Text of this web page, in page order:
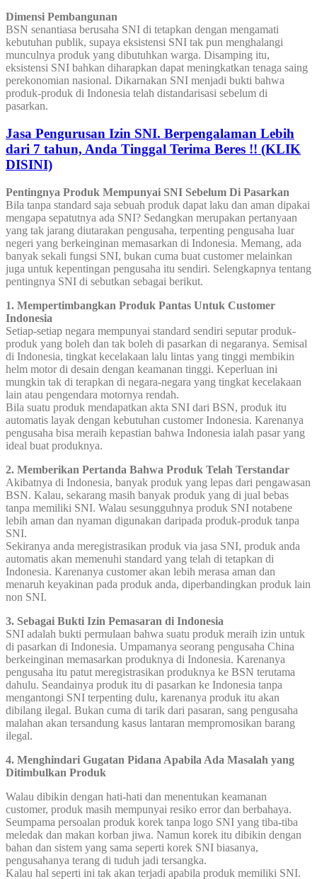
Dimensi Pembangunan
BSN senantiasa berusaha SNI di tetapkan dengan mengamati
kebutuhan publik, supaya eksistensi SNI tak pun menghalangi
munculnya produk yang dibutuhkan warga. Disamping itu,
eksistensi SNI bahkan diharapkan dapat meningkatkan tenaga saing
perekonomian nasional. Dikarnakan SNI menjadi bukti bahwa
produk-produk di Indonesia telah distandarisasi sebelum di
pasarkan.
Jasa Pengurusan Izin SNI. Berpengalaman Lebih
dari 7 tahun, Anda Tinggal Terima Beres !! (KLIK
DISINI)
Pentingnya Produk Mempunyai SNI Sebelum Di Pasarkan
Bila tanpa standard saja sebuah produk dapat laku dan aman dipakai
mengapa sepatutnya ada SNI? Sedangkan merupakan pertanyaan
yang tak jarang diutarakan pengusaha, terpenting pengusaha luar
negeri yang berkeinginan memasarkan di Indonesia. Memang, ada
banyak sekali fungsi SNI, bukan cuma buat customer melainkan
juga untuk kepentingan pengusaha itu sendiri. Selengkapnya tentang
pentingnya SNI di sebutkan sebagai berikut.
1. Mempertimbangkan Produk Pantas Untuk Customer
Indonesia
Setiap-setiap negara mempunyai standard sendiri seputar produk-
produk yang boleh dan tak boleh di pasarkan di negaranya. Semisal
di Indonesia, tingkat kecelakaan lalu lintas yang tinggi membikin
helm motor di desain dengan keamanan tinggi. Keperluan ini
mungkin tak di terapkan di negara-negara yang tingkat kecelakaan
lain atau pengendara motornya rendah.
Bila suatu produk mendapatkan akta SNI dari BSN, produk itu
automatis layak dengan kebutuhan customer Indonesia. Karenanya
pengusaha bisa meraih kepastian bahwa Indonesia ialah pasar yang
ideal buat produknya.
2. Memberikan Pertanda Bahwa Produk Telah Terstandar
Akibatnya di Indonesia, banyak produk yang lepas dari pengawasan
BSN. Kalau, sekarang masih banyak produk yang di jual bebas
tanpa memiliki SNI. Walau sesungguhnya produk SNI notabene
lebih aman dan nyaman digunakan daripada produk-produk tanpa
SNI.
Sekiranya anda meregistrasikan produk via jasa SNI, produk anda
automatis akan memenuhi standard yang telah di tetapkan di
Indonesia. Karenanya customer akan lebih merasa aman dan
menaruh keyakinan pada produk anda, diperbandingkan produk lain
non SNI.
3. Sebagai Bukti Izin Pemasaran di Indonesia
SNI adalah bukti permulaan bahwa suatu produk meraih izin untuk
di pasarkan di Indonesia. Umpamanya seorang pengusaha China
berkeinginan memasarkan produknya di Indonesia. Karenanya
pengusaha itu patut meregistrasikan produknya ke BSN terutama
dahulu. Seandainya produk itu di pasarkan ke Indonesia tanpa
mengantongi SNI terpenting dulu, karenanya produk itu akan
dibilang ilegal. Bukan cuma di tarik dari pasaran, sang pengusaha
malahan akan tersandung kasus lantaran mempromosikan barang
ilegal.
4. Menghindari Gugatan Pidana Apabila Ada Masalah yang
Ditimbulkan Produk
Walau dibikin dengan hati-hati dan menentukan keamanan
customer, produk masih mempunyai resiko error dan berbahaya.
Seumpama persoalan produk korek tanpa logo SNI yang tiba-tiba
meledak dan makan korban jiwa. Namun korek itu dibikin dengan
bahan dan sistem yang sama seperti korek SNI biasanya,
pengusahanya terang di tuduh jadi tersangka.
Kalau hal seperti ini tak akan terjadi apabila produk memiliki SNI.